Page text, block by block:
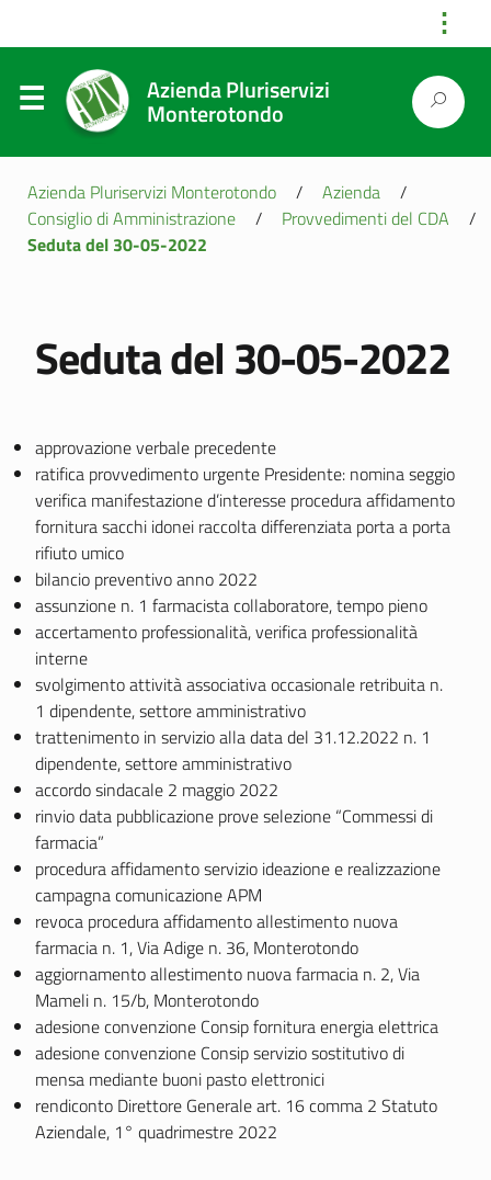
⋮
Azienda Pluriservizi
Monterotondo
Azienda Pluriservizi Monterotondo / Azienda
/
Consiglio di Amministrazione
/ Provvedimenti del CDA
/
Seduta del 30-05-2022
Seduta del 30-05-2022
approvazione verbale precedente
ratifica provvedimento urgente Presidente: nomina seggio
verifica manifestazione d’interesse procedura affidamento
fornitura sacchi idonei raccolta differenziata porta a porta
rifiuto umico
bilancio preventivo anno 2022
assunzione n. 1 farmacista collaboratore, tempo pieno
accertamento professionalità, verifica professionalità
interne
svolgimento attività associativa occasionale retribuita n.
1 dipendente, settore amministrativo
trattenimento in servizio alla data del 31.12.2022 n. 1
dipendente, settore amministrativo
accordo sindacale 2 maggio 2022
rinvio data pubblicazione prove selezione “Commessi di
farmacia”
procedura affidamento servizio ideazione e realizzazione
campagna comunicazione APM
revoca procedura affidamento allestimento nuova
farmacia n. 1, Via Adige n. 36, Monterotondo
aggiornamento allestimento nuova farmacia n. 2, Via
Mameli n. 15/b, Monterotondo
adesione convenzione Consip fornitura energia elettrica
adesione convenzione Consip servizio sostitutivo di
mensa mediante buoni pasto elettronici
rendiconto Direttore Generale art. 16 comma 2 Statuto
Aziendale, 1° quadrimestre 2022